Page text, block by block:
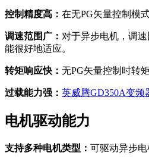
控制精度高： 在无PG矢量控制模
调速范围广： 对于异步电机，调
能很好地适应。
转矩响应快： 无PG矢量控制时转
过载能力强： 英威腾GD350A变频
电机驱动能力
支持多种电机类型： 可驱动异步